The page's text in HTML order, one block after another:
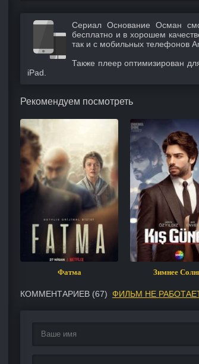
Сериал Основание Осман
бесплатно и в хорошем
так и с мобильных телефонов
Также плеер оптимизирован
iPad.
Рекомендуем посмотреть
Фатма Зимнее
КОММЕНТАРИЕВ (67) ФИЛЬМ НЕ